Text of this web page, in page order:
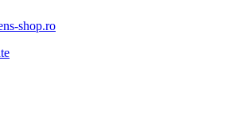
shop.ro